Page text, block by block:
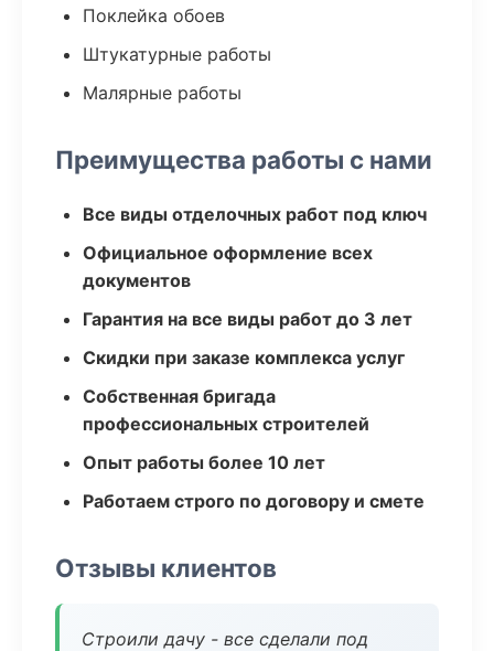
Поклейка обоев
Штукатурные работы
Малярные работы
Преимущества работы с нами
Все виды отделочных работ под ключ
Официальное оформление всех
документов
Гарантия на все виды работ до 3 лет
Скидки при заказе комплекса услуг
Собственная бригада
профессиональных строителей
Опыт работы более 10 лет
Работаем строго по договору и смете
Отзывы клиентов
Строили дачу - все сделали под